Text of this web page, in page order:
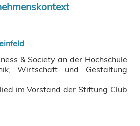
& Society an der Hochschule
Wirtschaft und Gestaltung
im Vorstand der Stiftung Club